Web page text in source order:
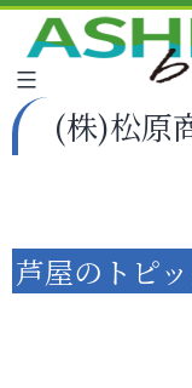
(株)松原
芦屋のトピ